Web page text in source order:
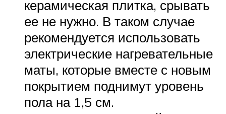
керамическая плитка, срывать
ее не нужно. В таком случае
рекомендуется использовать
электрические нагревательные
маты, которые вместе с новым
покрытием поднимут уровень
пола на 1,5 см.